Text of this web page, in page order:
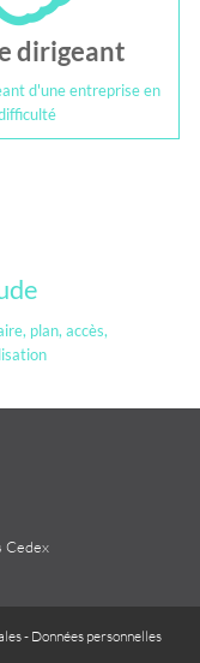
dirigeant
d'une entreprise en
plan, accès,
Cedex
- Données personnelles